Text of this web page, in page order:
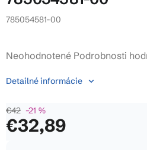
785054581-00
Priemerné
produktu
0,0
z
Neohodnotené Podrobnosti
€42 –21 %
€32,89
Detailné informácie